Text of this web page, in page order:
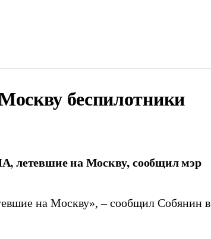
беспилотники
летевшие на Москву, сообщил мэр
на Москву», – сообщил Собянин в